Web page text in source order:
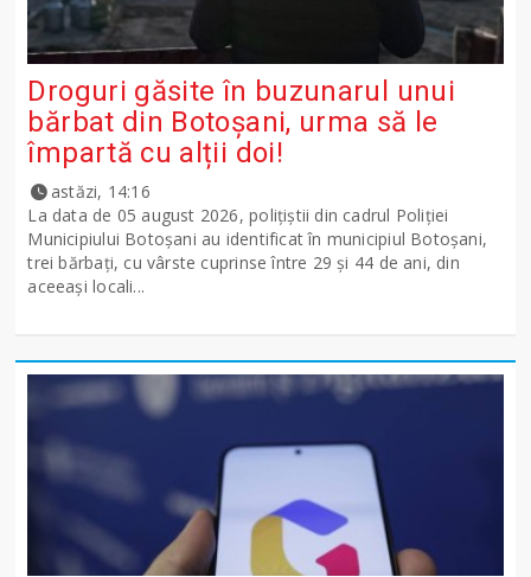
Droguri găsite în buzunarul unui
bărbat din Botoșani, urma să le
împartă cu alții doi!
astăzi, 14:16
La data de 05 august 2026, polițiștii din cadrul Poliției
Municipiului Botoșani au identificat în municipiul Botoșani,
trei bărbați, cu vârste cuprinse între 29 și 44 de ani, din
aceeași locali...